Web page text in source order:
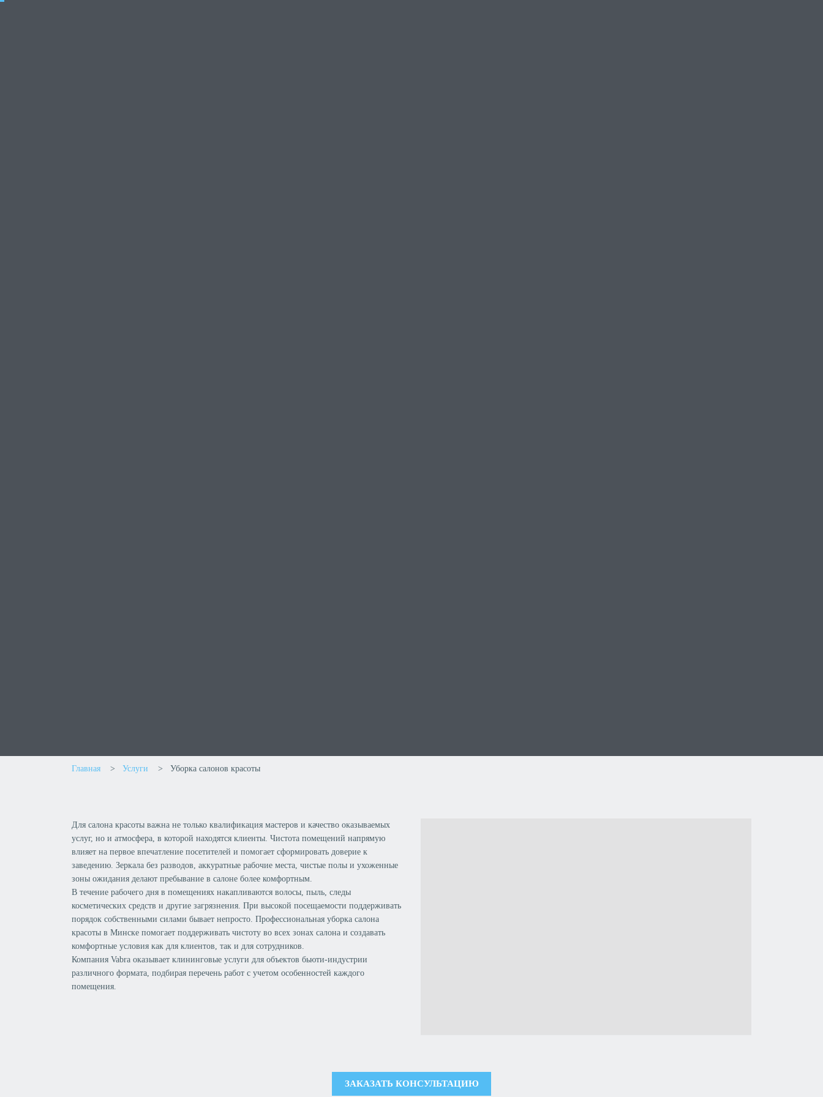
Главная > Услуги > Уборка салонов красоты
Для салона красоты важна не только квалификация мастеров и качество оказываемых
услуг, но и атмосфера, в которой находятся клиенты. Чистота помещений напрямую
влияет на первое впечатление посетителей и помогает сформировать доверие к
заведению. Зеркала без разводов, аккуратные рабочие места, чистые полы и ухоженные
зоны ожидания делают пребывание в салоне более комфортным.
В течение рабочего дня в помещениях накапливаются волосы, пыль, следы
косметических средств и другие загрязнения. При высокой посещаемости поддерживать
порядок собственными силами бывает непросто. Профессиональная уборка салона
красоты в Минске помогает поддерживать чистоту во всех зонах салона и создавать
комфортные условия как для клиентов, так и для сотрудников.
Компания Vabra оказывает клининговые услуги для объектов бьюти-индустрии
различного формата, подбирая перечень работ с учетом особенностей каждого
помещения.
ЗАКАЗАТЬ КОНСУЛЬТАЦИЮ